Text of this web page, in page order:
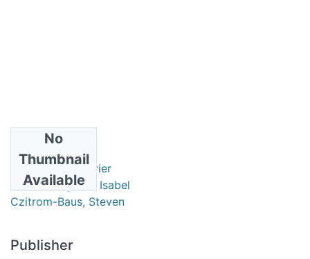
No
Thumbnail
Available
Authors
Flores-Vidal, Xavier
Ramírez-Aguilar, Isabel
Czitrom-Baus, Steven
Publisher